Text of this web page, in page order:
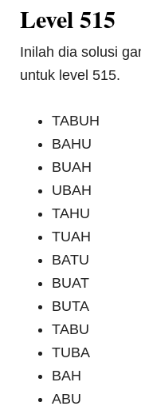
Level 515
Inilah dia solusi
untuk level 515.
TABUH
BAHU
BUAH
UBAH
TAHU
TUAH
BATU
BUAT
BUTA
TABU
TUBA
BAH
ABU